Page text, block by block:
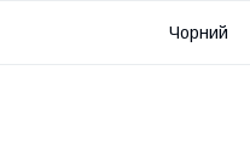
Чорний